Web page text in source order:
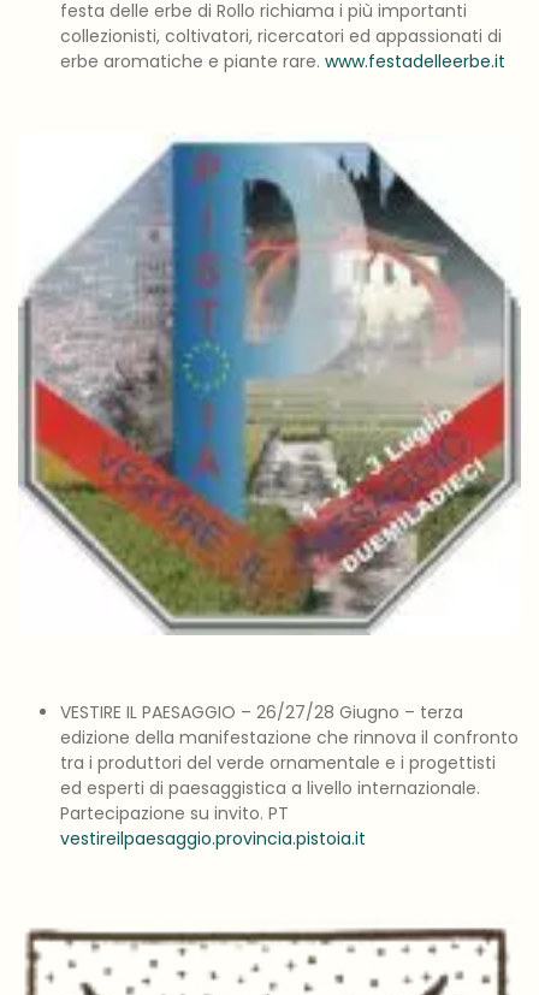
festa delle erbe di Rollo richiama i più importanti
collezionisti, coltivatori, ricercatori ed appassionati di
erbe aromatiche e piante rare. www.festadelleerbe.it
VESTIRE IL PAESAGGIO – 26/27/28 Giugno – terza
edizione della manifestazione che rinnova il confronto
tra i produttori del verde ornamentale e i progettisti
ed esperti di paesaggistica a livello internazionale.
Partecipazione su invito. PT
vestireilpaesaggio.provincia.pistoia.it